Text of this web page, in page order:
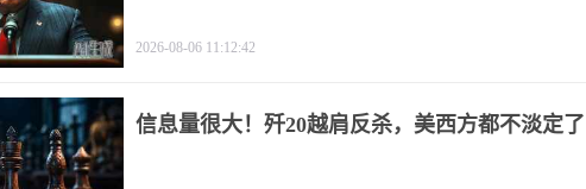
2026-08-06 11:12:42
信息量很大！歼20越肩反杀，美西方都不淡定了